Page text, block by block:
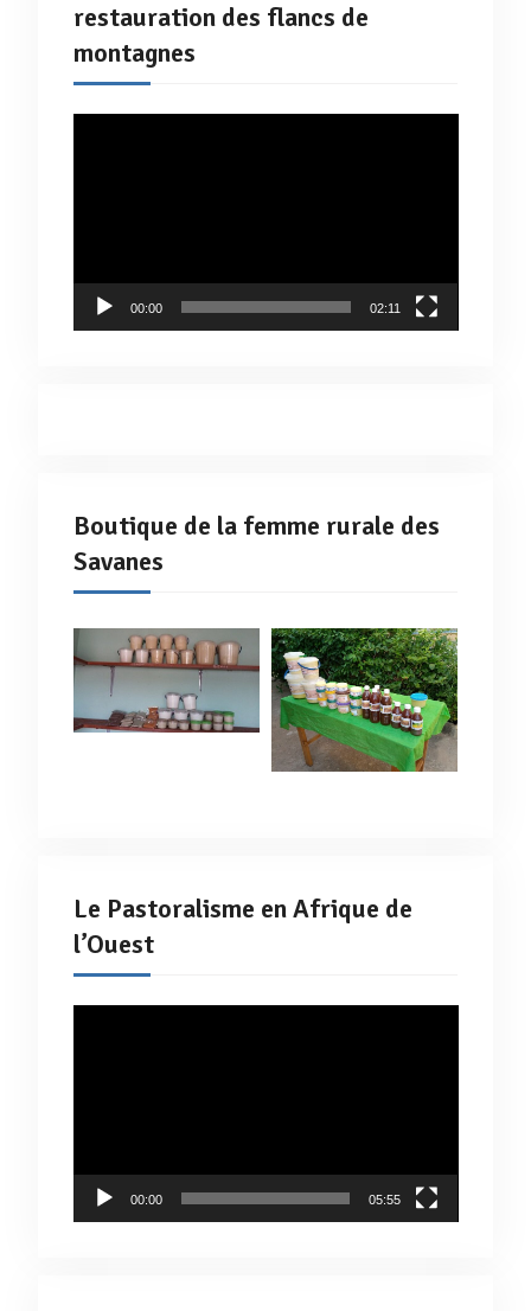
restauration des flancs de
montagnes
00:00 02:11
Boutique de la femme rurale des
Savanes
Le Pastoralisme en Afrique de
l’Ouest
00:00 05:55